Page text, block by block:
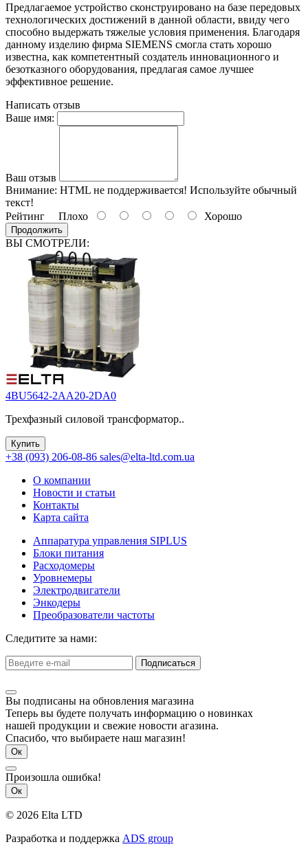
Предлагаемое устройство сконструировано на базе передовых
технологических достижений в данной области, ввиду чего
способно выдержать тяжелые условия применения. Благодаря
данному изделию фирма SIEMENS смогла стать хорошо
известна, как компетентный создатель инновационного и
безотказного оборудования, предлагая самое лучшее
эффективное решение.
Написать отзыв
Ваше имя:
Ваш отзыв
Внимание: HTML не поддерживается! Используйте обычный
текст!
Рейтинг Плохо Хорошо
Продолжить
ВЫ СМОТРЕЛИ:
4BU5642-2AA20-2DA0
Трехфазный силовой трансформатор..
Купить
+38 (093) 206-08-86 sales@elta-ltd.com.ua
О компании
Новости и статьи
Контакты
Карта сайта
Аппаратура управления SIPLUS
Блоки питания
Расходомеры
Уровнемеры
Электродвигатели
Энкодеры
Преобразователи частоты
Следитите за нами:
Подписаться
Вы подписаны на обновления магазина
Теперь вы будете получать информацию о новинках
нашей продукции и свежие новости агазина.
Спасибо, что выбираете наш магазин!
Ок
Произошла ошибка!
Ок
© 2026 Elta LTD
Разработка и поддержка ADS group